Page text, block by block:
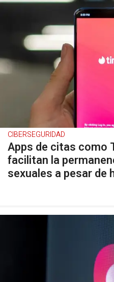
CIBERSEGURIDAD
Apps de citas como
facilitan la
sexuales a pesar de